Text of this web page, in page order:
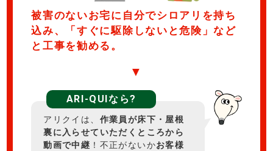
被害のないお宅に自分でシロアリを持ち
込み、「すぐに駆除しないと危険」など
と工事を勧める。
▼
ARI-QUIなら?
アリクイは、 作業員が床下・屋根
裏に入らせていただくところから
動画で中継 ！不正がないかお客様